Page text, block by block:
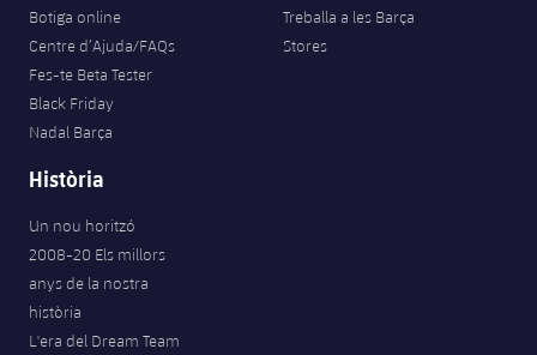
Botiga online
Centre d’Ajuda/FAQs
Fes-te Beta Tester
Black Friday
Nadal Barça
Treballa a les Barça
Stores
Història
Un nou horitzó
2008-20 Els millors
anys de la nostra
història
L'era del Dream Team